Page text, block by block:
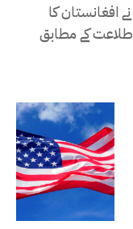
افغانستان کا